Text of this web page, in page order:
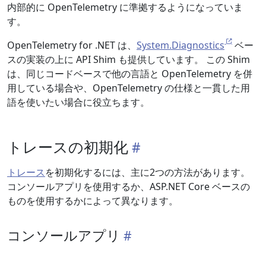
内部的に OpenTelemetry に準拠するようになっていま
す。
OpenTelemetry for .NET は、 System.Diagnostics
ベー
スの実装の上に API Shim も提供しています。 この Shim
は、同じコードベースで他の言語と OpenTelemetry を併
用している場合や、OpenTelemetry の仕様と一貫した用
語を使いたい場合に役立ちます。
トレースの初期化
トレースを初期化するには、主に2つの方法があります。
コンソールアプリを使用するか、ASP.NET Core ベースの
ものを使用するかによって異なります。
コンソールアプリ